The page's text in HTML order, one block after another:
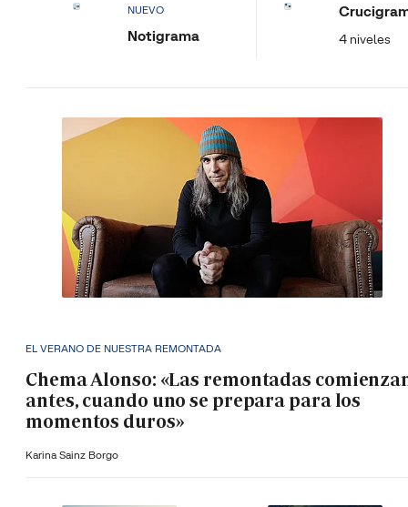
NUEVO
Notigrama 4 niveles
EL VERANO DE NUESTRA REMONTADA
Chema Alonso: «Las remontadas
antes, cuando uno se prepara para los
momentos duros»
Karina Sainz Borgo